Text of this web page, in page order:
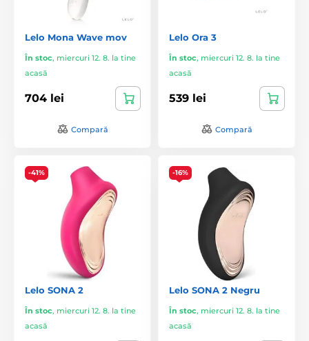
Lelo Mona Wave mov
În stoc, miercuri 12. 8. la tine
acasă
704 lei
Compară
Lelo Ora 3
În stoc, miercuri 12. 8. la tine
acasă
539 lei
Compară
-41%
Lelo SONA 2
În stoc, miercuri 12. 8. la tine
acasă
-16%
Lelo SONA 2 Negru
În stoc, miercuri 12. 8. la tine
acasă